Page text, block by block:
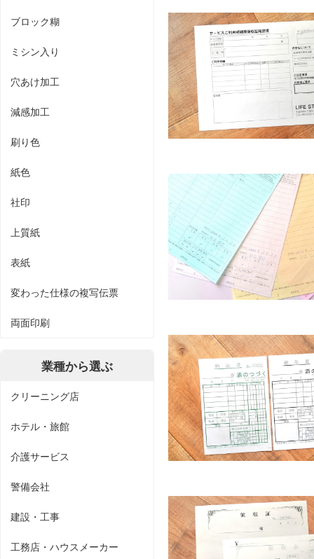
ブロック糊
ミシン入り
穴あけ加工
減感加工
刷り色
紙色
社印
上質紙
表紙
変わった仕様の複写伝票
両面印刷
業種から選ぶ
クリーニング店
ホテル・旅館
介護サービス
警備会社
建設・工事
工務店・ハウスメーカー